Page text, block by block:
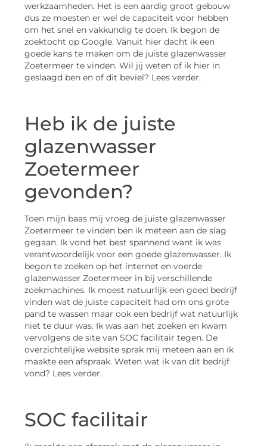
werkzaamheden. Het is een aardig groot gebouw
dus ze moesten er wel de capaciteit voor hebben
om het snel en vakkundig te doen. Ik begon de
zoektocht op Google. Vanuit hier dacht ik een
goede kans te maken om de juiste glazenwasser
Zoetermeer te vinden. Wil jij weten of ik hier in
geslaagd ben en of dit beviel? Lees verder.
Heb ik de juiste
glazenwasser
Zoetermeer
gevonden?
Toen mijn baas mij vroeg de juiste glazenwasser
Zoetermeer te vinden ben ik meteen aan de slag
gegaan. Ik vond het best spannend want ik was
verantwoordelijk voor een goede glazenwasser. Ik
begon te zoeken op het internet en voerde
glazenwasser Zoetermeer in bij verschillende
zoekmachines. Ik moest natuurlijk een goed bedrijf
vinden wat de juiste capaciteit had om ons grote
pand te wassen maar ook een bedrijf wat natuurlijk
niet te duur was. Ik was aan het zoeken en kwam
vervolgens de site van SOC facilitair tegen. De
overzichtelijke website sprak mij meteen aan en ik
maakte een afspraak. Weten wat ik van dit bedrijf
vond? Lees verder.
SOC facilitair